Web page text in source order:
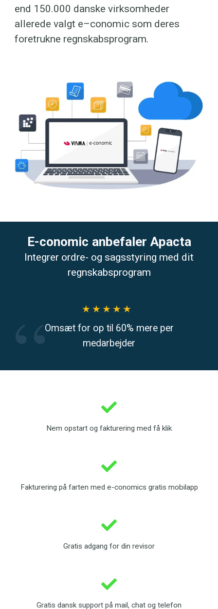
end 150.000 danske virksomheder
allerede valgt e–conomic som deres
foretrukne regnskabsprogram.
E-conomic anbefaler Apacta
Integrer ordre- og sagsstyring med dit
regnskabsprogram
Omsæt for op til 60% mere per
medarbejder
Nem opstart og fakturering med få klik
Fakturering på farten med e-conomics gratis mobilapp
Gratis adgang for din revisor
Gratis dansk support på mail, chat og telefon